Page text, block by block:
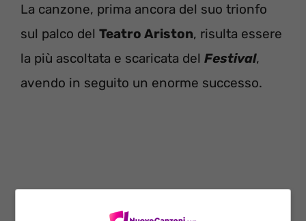
La canzone, prima ancora del suo trionfo
sul palco del Teatro Ariston, risulta essere
la più ascoltata e scaricata del Festival,
avendo in seguito un enorme successo.